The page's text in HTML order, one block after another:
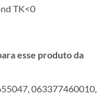
TK<0
esse produto da
063377460010,